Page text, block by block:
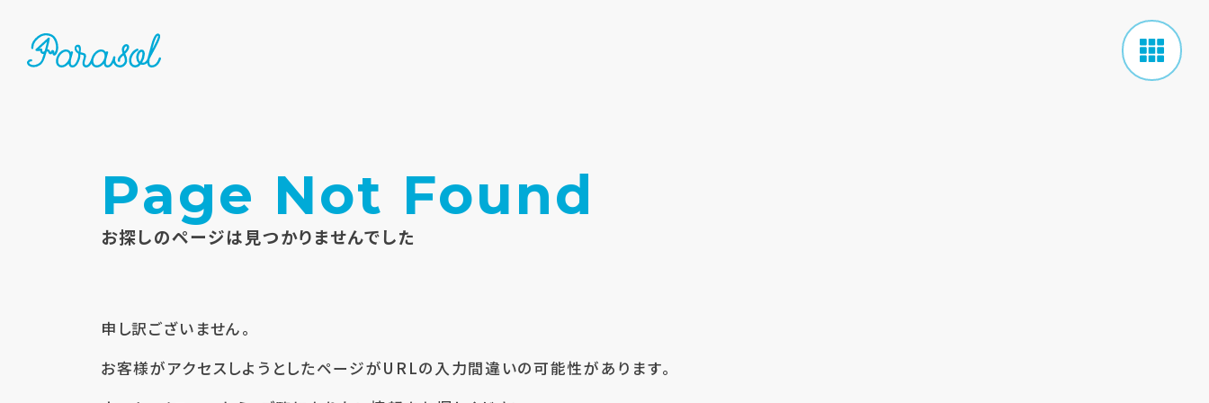
Page Not Found
お探しのページは見つかりませんでした
申し訳ございません。
お客様がアクセスしようとしたページがURLの入力間違いの可能性があります。